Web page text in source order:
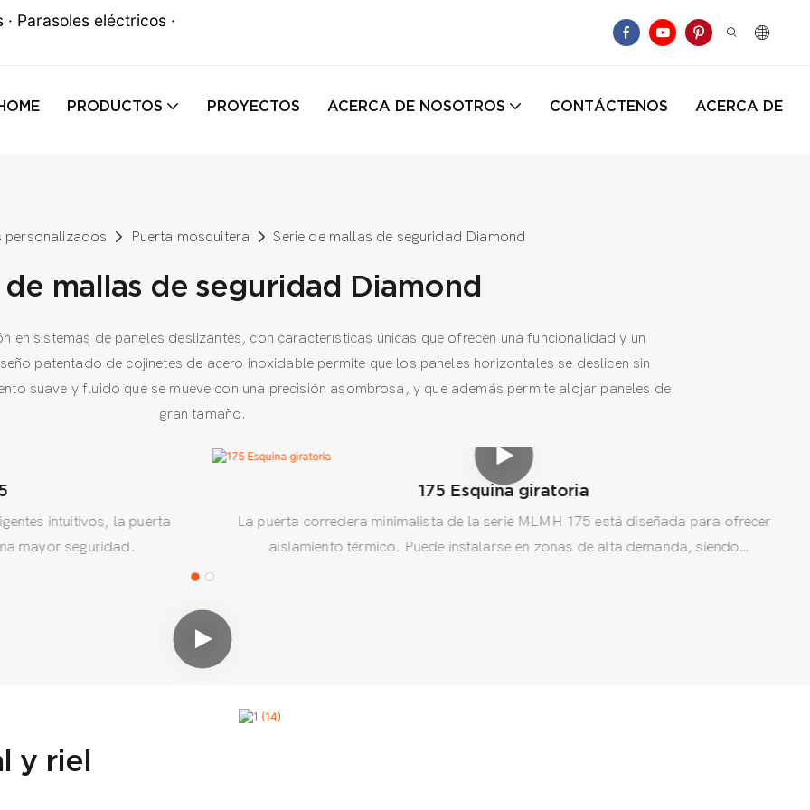
Parasoles eléctricos ·
PRODUCTOS PROYECTOS ACERCA DE NOSOTROS CONTÁCTENOS ACERCA DE
personalizados Puerta mosquitera Serie de mallas de seguridad Diamond
mallas de seguridad Diamond
en sistemas de paneles deslizantes, con características únicas que ofrecen una funcionalidad y un
patentado de cojinetes de acero inoxidable permite que los paneles horizontales se deslicen sin
suave y fluido que se mueve con una precisión asombrosa, y que además permite alojar paneles de
gran tamaño.
intuitivos, la puerta
mayor seguridad.
175 Esquina giratoria
La puerta corredera minimalista de la serie MLMH 175 está diseñada para ofrecer
aislamiento térmico. Puede instalarse en zonas de alta demanda, siendo
y riel